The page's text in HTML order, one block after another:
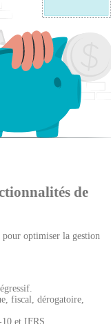
de
optimiser la gestion
fiscal, dérogatoire,
et IFRS.